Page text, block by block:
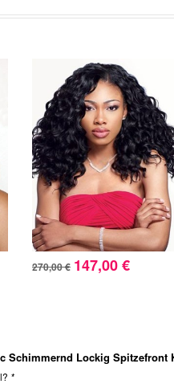
270,00 € 147,00 €
Schimmernd Lockig Spitzefront
*